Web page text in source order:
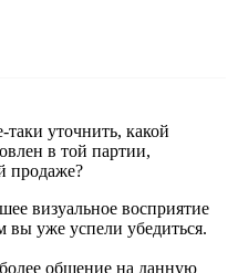
уточнить, какой
в той партии,
продаже?
визуальное восприятие
вы уже успели убедиться.
общение на данную